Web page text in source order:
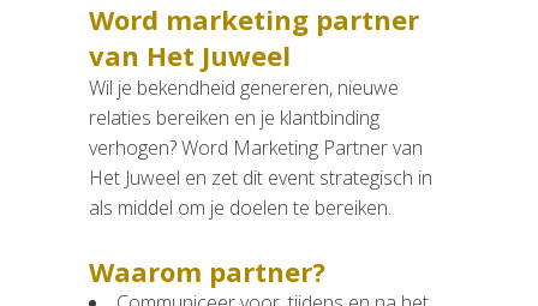
Exposanten
2026
Persservice
Pers aanvraagformulier
Beeldbank
Exposanteninformatie
Plattegrond
Word marketing partner
van Het Juweel
Wil je bekendheid genereren, nieuwe
relaties bereiken en je klantbinding
verhogen? Word Marketing Partner van
Het Juweel en zet dit event strategisch in
als middel om je doelen te bereiken.
Waarom partner?